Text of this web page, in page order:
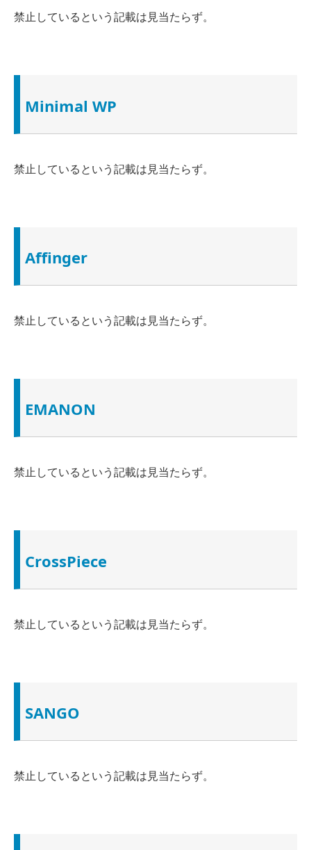
禁止しているという記載は見当たらず。
Minimal WP
禁止しているという記載は見当たらず。
Affinger
禁止しているという記載は見当たらず。
EMANON
禁止しているという記載は見当たらず。
CrossPiece
禁止しているという記載は見当たらず。
SANGO
禁止しているという記載は見当たらず。